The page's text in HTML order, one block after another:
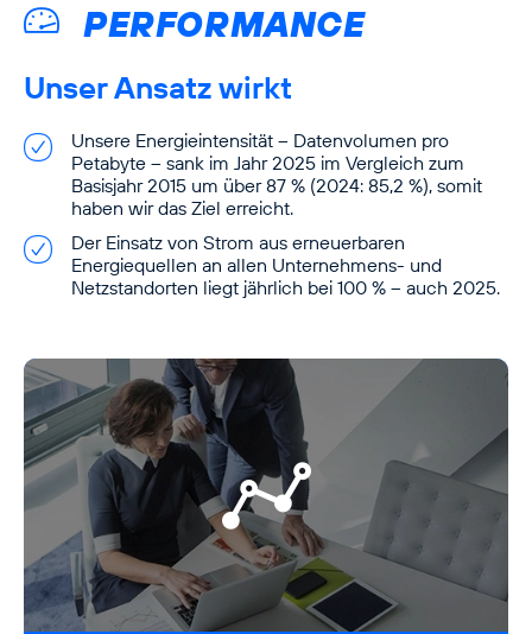
PERFORMANCE
Unser Ansatz wirkt
Unsere Energieintensität – Datenvolumen pro
Petabyte – sank im Jahr 2025 im Vergleich zum
Basisjahr 2015 um über 87 % (2024: 85,2 %), somit
haben wir das Ziel erreicht.
Der Einsatz von Strom aus erneuerbaren
Energiequellen an allen Unternehmens- und
Netzstandorten liegt jährlich bei 100 % – auch 2025.